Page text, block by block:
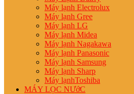
Máy lạnh Electrolux
Máy lạnh Gree
Máy lạnh LG
Máy lạnh Midea
Máy lạnh Nagakawa
Máy lạnh Panasonic
Máy lạnh Samsung
Máy lạnh Sharp
Máy lạnhToshiba
MÁY LỌC NƯớC